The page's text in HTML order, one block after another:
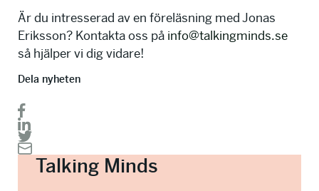
Är du intresserad av en föreläsning med Jonas
Eriksson? Kontakta oss på info@talkingminds.se
så hjälper vi dig vidare!
Dela nyheten
Talking Minds